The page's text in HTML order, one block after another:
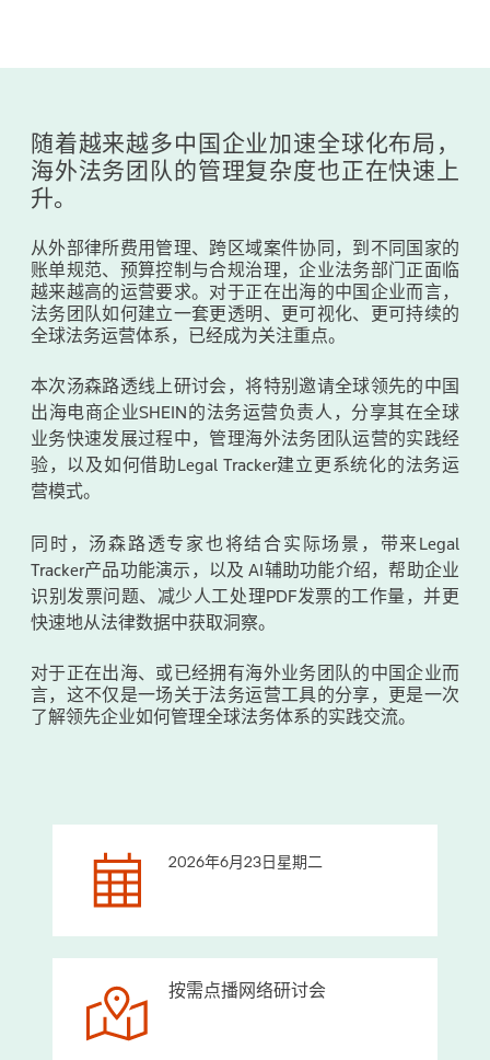
随着越来越多中国企业加速全球化布局，
海外法务团队的管理复杂度也正在快速上
升。
从外部律所费用管理、跨区域案件协同，到不同国家的
账单规范、预算控制与合规治理，企业法务部门正面临
越来越高的运营要求。对于正在出海的中国企业而言，
法务团队如何建立一套更透明、更可视化、更可持续的
全球法务运营体系，已经成为关注重点。
本次汤森路透线上研讨会，将特别邀请全球领先的中国
出海电商企业SHEIN的法务运营负责人，分享其在全球
业务快速发展过程中，管理海外法务团队运营的实践经
验，以及如何借助Legal Tracker建立更系统化的法务运
营模式。
同时，汤森路透专家也将结合实际场景，带来Legal
Tracker产品功能演示，以及 AI辅助功能介绍，帮助企业
识别发票问题、减少人工处理PDF发票的工作量，并更
快速地从法律数据中获取洞察。
对于正在出海、或已经拥有海外业务团队的中国企业而
言，这不仅是一场关于法务运营工具的分享，更是一次
了解领先企业如何管理全球法务体系的实践交流。
2026年6月23日星期二
按需点播网络研讨会